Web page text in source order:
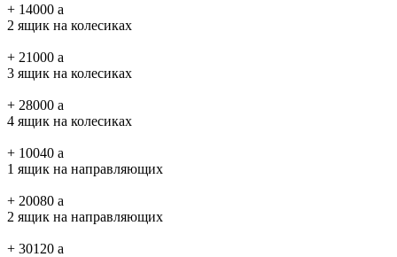
+ 14000 a
2 ящик на колесиках
+ 21000 a
3 ящик на колесиках
+ 28000 a
4 ящик на колесиках
+ 10040 a
1 ящик на направляющих
+ 20080 a
2 ящик на направляющих
+ 30120 a